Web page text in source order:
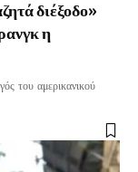
διέξοδο»
η
του αμερικανικού